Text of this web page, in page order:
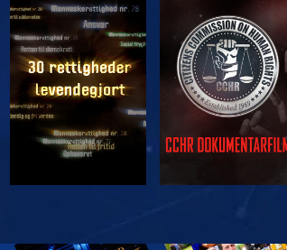
SE SE